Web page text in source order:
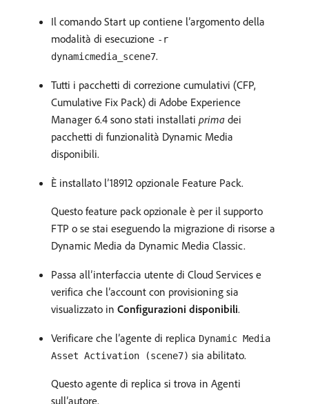
Il comando Start up contiene l’argomento della
modalità di esecuzione -r
dynamicmedia_scene7.
Tutti i pacchetti di correzione cumulativi (CFP,
Cumulative Fix Pack) di Adobe Experience
Manager 6.4 sono stati installati prima dei
pacchetti di funzionalità Dynamic Media
disponibili.
È installato l’18912 opzionale Feature Pack.
Questo feature pack opzionale è per il supporto
FTP o se stai eseguendo la migrazione di risorse a
Dynamic Media da Dynamic Media Classic.
Passa all’interfaccia utente di Cloud Services e
verifica che l’account con provisioning sia
visualizzato in Configurazioni disponibili.
Verificare che l’agente di replica Dynamic Media
Asset Activation (scene7) sia abilitato.
Questo agente di replica si trova in Agenti
sull’autore.